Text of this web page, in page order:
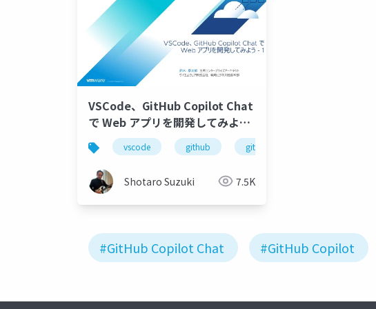
VSCode、GitHub Copilot Chat
で Web アプリを開発してみよ
う-1
vscode github github copilot
Shotaro Suzuki 7.5K
#GitHub Copilot Chat #GitHub Copilot